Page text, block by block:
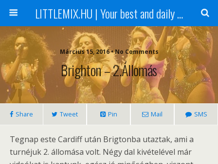
LITTLEMIX.HU | Your best and daily updated fansite about Little Mix
Március 15, 2016 • No Comments
Brighton – 2.állomás
Share Tweet Pin Mail SMS
Tegnap este Cardiff után Brigtonba utaztak, ami a
turnéjuk 2. állomása volt. Négy dal kivételével már